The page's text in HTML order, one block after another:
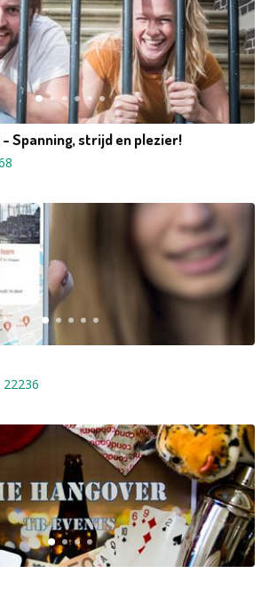
Spanning, strijd en plezier!
22236